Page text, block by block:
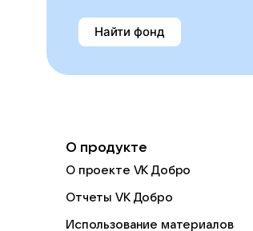
Найти фонд
О продукте
О проекте VK Добро
Отчеты VK Добро
Использование материалов